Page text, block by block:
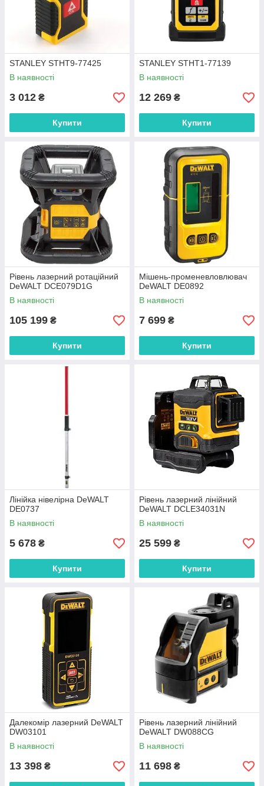
STANLEY STHT9-77425
В наявності
3 012 ₴
Купити
STANLEY STHT1-77139
В наявності
12 269 ₴
Купити
Рівень лазерний ротаційний
DeWALT DCE079D1G
В наявності
105 199 ₴
Купити
Мішень-променевловлювач
DeWALT DE0892
В наявності
7 699 ₴
Купити
Лінійка нівелірна DeWALT
DE0737
В наявності
5 678 ₴
Купити
Рівень лазерний лінійний
DeWALT DCLE34031N
В наявності
25 599 ₴
Купити
Далекомір лазерний DeWALT
DW03101
В наявності
13 398 ₴
Рівень лазерний лінійний
DeWALT DW088CG
В наявності
11 698 ₴